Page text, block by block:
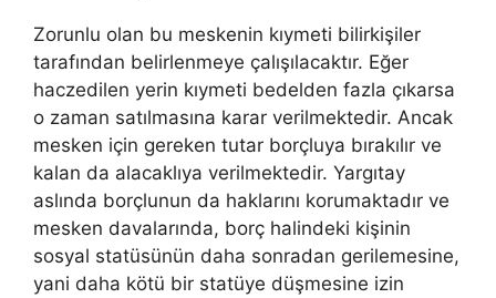
Zorunlu olan bu meskenin kıymeti bilirkişiler
tarafından belirlenmeye çalışılacaktır. Eğer
haczedilen yerin kıymeti bedelden fazla çıkarsa
o zaman satılmasına karar verilmektedir. Ancak
mesken için gereken tutar borçluya bırakılır ve
kalan da alacaklıya verilmektedir. Yargıtay
aslında borçlunun da haklarını korumaktadır ve
mesken davalarında, borç halindeki kişinin
sosyal statüsünün daha sonradan gerilemesine,
yani daha kötü bir statüye düşmesine izin